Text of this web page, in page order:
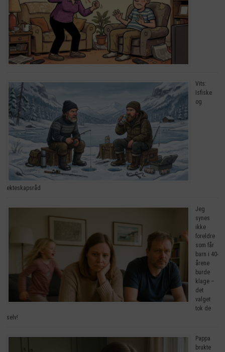
Vits:
Isfiske
og
ekteskapsråd
Jeg
synes
ikke
foreldre
som får
barn i 40-
årene
burde
klage –
det
valget
tok de
selv!
Pappa
brukte